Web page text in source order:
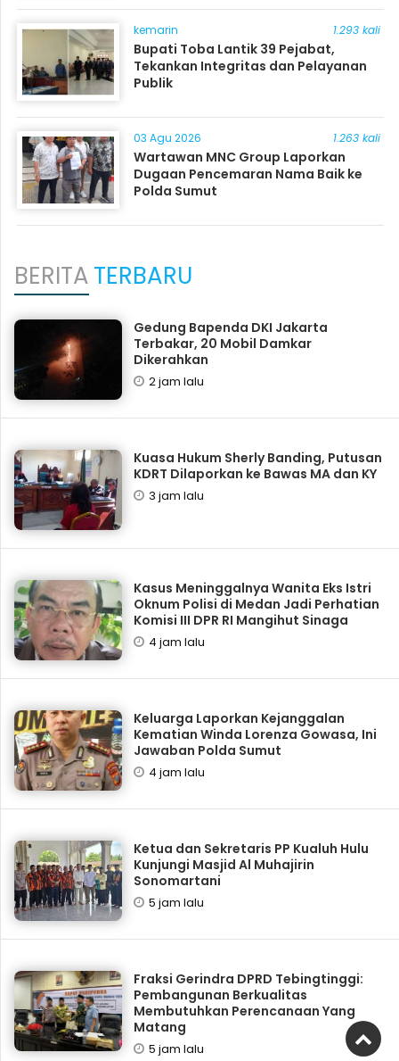
kemarin 1.293 kali
Bupati Toba Lantik 39 Pejabat,
Tekankan Integritas dan Pelayanan
Publik
03 Agu 2026 1.263 kali
Wartawan MNC Group Laporkan
Dugaan Pencemaran Nama Baik ke
Polda Sumut
BERITATERBARU
Gedung Bapenda DKI Jakarta
Terbakar, 20 Mobil Damkar
Dikerahkan
2 jam lalu
Kuasa Hukum Sherly Banding, Putusan
KDRT Dilaporkan ke Bawas MA dan KY
3 jam lalu
Kasus Meninggalnya Wanita Eks Istri
Oknum Polisi di Medan Jadi Perhatian
Komisi III DPR RI Mangihut Sinaga
4 jam lalu
Keluarga Laporkan Kejanggalan
Kematian Winda Lorenza Gowasa, Ini
Jawaban Polda Sumut
4 jam lalu
Ketua dan Sekretaris PP Kualuh Hulu
Kunjungi Masjid Al Muhajirin
Sonomartani
5 jam lalu
Fraksi Gerindra DPRD Tebingtinggi:
Pembangunan Berkualitas
Membutuhkan Perencanaan Yang
Matang
5 jam lalu